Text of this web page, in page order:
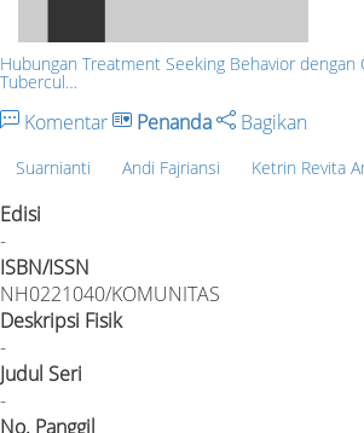
Hubungan Treatment Seeking Behavior
Tubercul…
Komentar Penanda Bagikan
Suarnianti Andi Fajriansi Ketrin Revita
Edisi
-
ISBN/ISSN
NH0221040/KOMUNITAS
Deskripsi Fisik
-
Judul Seri
-
No. Panggil